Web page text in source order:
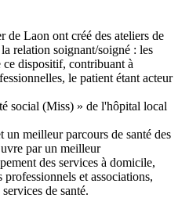
de Laon ont créé des ateliers de
relation soignant/soigné : les
dispositif, contribuant à
le patient étant acteur
social (Miss) » de l'hôpital local
un meilleur parcours de santé des
par un meilleur
des services à domicile,
et associations,
de santé.